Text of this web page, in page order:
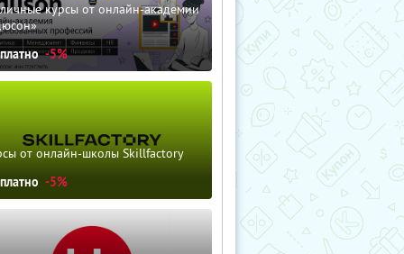
курсы от онлайн-академии
-5%
от онлайн-школы Skillfactory
-5%